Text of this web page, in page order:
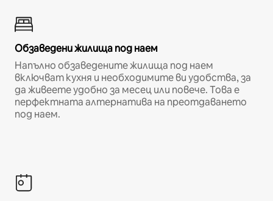
Обзаведени жилища под наем
Напълно обзаведените жилища под наем
включват кухня и необходимите ви удобства, за
да живеете удобно за месец или повече. Това е
перфектната алтернатива на преотдаването
под наем.